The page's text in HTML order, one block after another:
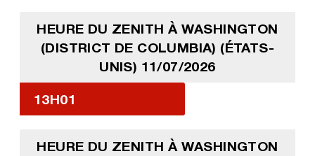
HEURE DU ZENITH À WASHINGTON
(DISTRICT DE COLUMBIA) (ÉTATS-
UNIS) 11/07/2026
13H01
HEURE DU ZENITH À WASHINGTON